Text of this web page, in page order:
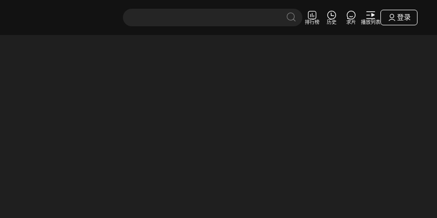
排行榜 历史 求片 播放列表
登录